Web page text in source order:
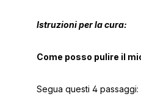
Istruzioni per la cura:
Come posso pulire il
Segua questi 4 passaggi: